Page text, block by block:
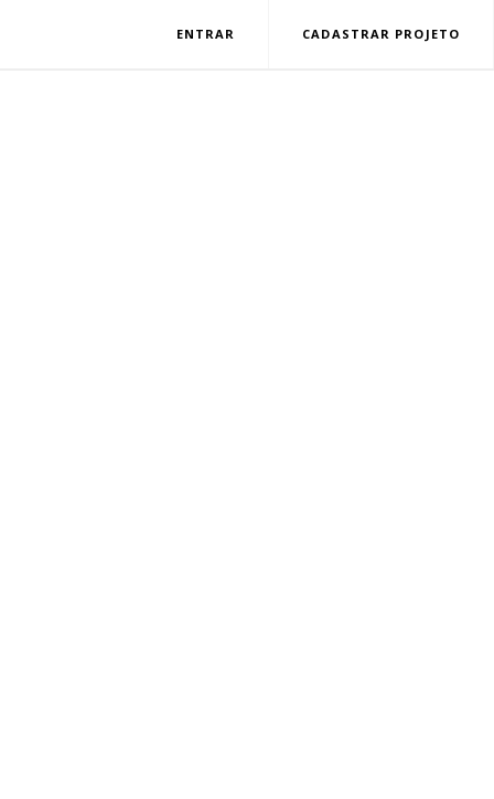
ENTRAR CADASTRAR PROJETO